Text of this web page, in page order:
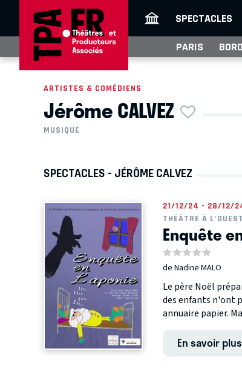
SPECTACLES
PARIS
ARTISTES & COMÉDIENS
Jérôme CALVEZ
MUSIQUE
SPECTACLES - JÉRÔME CALVEZ
21/12/24 - 28/12/
THÉÂTRE À
Enquête
de Nadine MALO
Le père Noël
des enfants n'ont
annuaire papier.
En savoir plus